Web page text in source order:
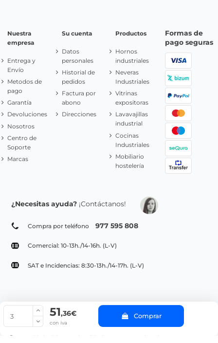
51,36€
con iva
Comprar
La cantidad mínima en el pedido de compra para el producto es 3.
Nuestra
empresa
Entrega y
Envío
Metodos de
pago
Garantía
Devoluciones
Nosotros
Centro de
Soporte
Marcas
Su cuenta
Datos
personales
Historial de
pedidos
Factura por
abono
Direcciones
Productos
Hornos
industriales
Neveras
Industriales
Vitrinas
expositoras
Lavavajillas
industrial
Cocinas
Industriales
Mobiliario
hostelería
Formas de
pago seguras
¿Necesitas ayuda? ¡Contáctanos!
Compra por teléfono 977 595 808
Comercial: 10-13h./14-16h. (L-V)
SAT e Incidencias: 8:30-13h./14-17h. (L-V)
© Copyright 2022 PepeBar.com |
Aviso legal y
Condiciones generales de compra |
Blog